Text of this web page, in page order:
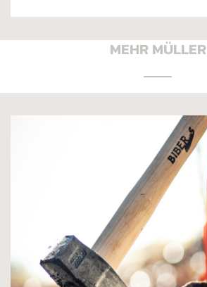
MEHR MÜLLER